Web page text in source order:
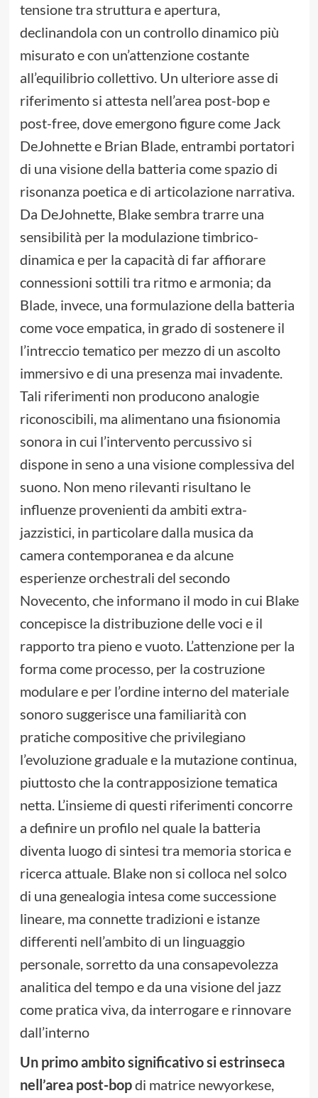
tensione tra struttura e apertura,
declinandola con un controllo dinamico più
misurato e con un’attenzione costante
all’equilibrio collettivo. Un ulteriore asse di
riferimento si attesta nell’area post-bop e
post-free, dove emergono figure come Jack
DeJohnette e Brian Blade, entrambi portatori
di una visione della batteria come spazio di
risonanza poetica e di articolazione narrativa.
Da DeJohnette, Blake sembra trarre una
sensibilità per la modulazione timbrico-
dinamica e per la capacità di far affiorare
connessioni sottili tra ritmo e armonia; da
Blade, invece, una formulazione della batteria
come voce empatica, in grado di sostenere il
l’intreccio tematico per mezzo di un ascolto
immersivo e di una presenza mai invadente.
Tali riferimenti non producono analogie
riconoscibili, ma alimentano una fisionomia
sonora in cui l’intervento percussivo si
dispone in seno a una visione complessiva del
suono. Non meno rilevanti risultano le
influenze provenienti da ambiti extra-
jazzistici, in particolare dalla musica da
camera contemporanea e da alcune
esperienze orchestrali del secondo
Novecento, che informano il modo in cui Blake
concepisce la distribuzione delle voci e il
rapporto tra pieno e vuoto. L’attenzione per la
forma come processo, per la costruzione
modulare e per l’ordine interno del materiale
sonoro suggerisce una familiarità con
pratiche compositive che privilegiano
l’evoluzione graduale e la mutazione continua,
piuttosto che la contrapposizione tematica
netta. L’insieme di questi riferimenti concorre
a definire un profilo nel quale la batteria
diventa luogo di sintesi tra memoria storica e
ricerca attuale. Blake non si colloca nel solco
di una genealogia intesa come successione
lineare, ma connette tradizioni e istanze
differenti nell’ambito di un linguaggio
personale, sorretto da una consapevolezza
analitica del tempo e da una visione del jazz
come pratica viva, da interrogare e rinnovare
dall’interno
Un primo ambito significativo si estrinseca
nell’area post-bopdi matrice newyorkese,